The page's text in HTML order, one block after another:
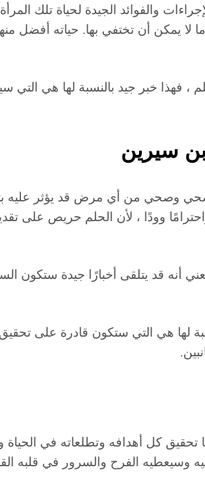
والفوائد الجيدة لحياة تلك
لا يمكن أن تختفي بها. حياته
فهذا خبر جيد بالنسبة لها هي التي
سيرين
وصحي من أي مرض قد يؤثر عليه
وودًا ، لأن الحلم حريص على
أنه قد يتلقى أخبارًا جيدة
لها هي التي ستكون قادرة على تحقيق
كل أهدافه وتطلعاته في الحياة
وسيعطيه الفرح والسرور في قلبه